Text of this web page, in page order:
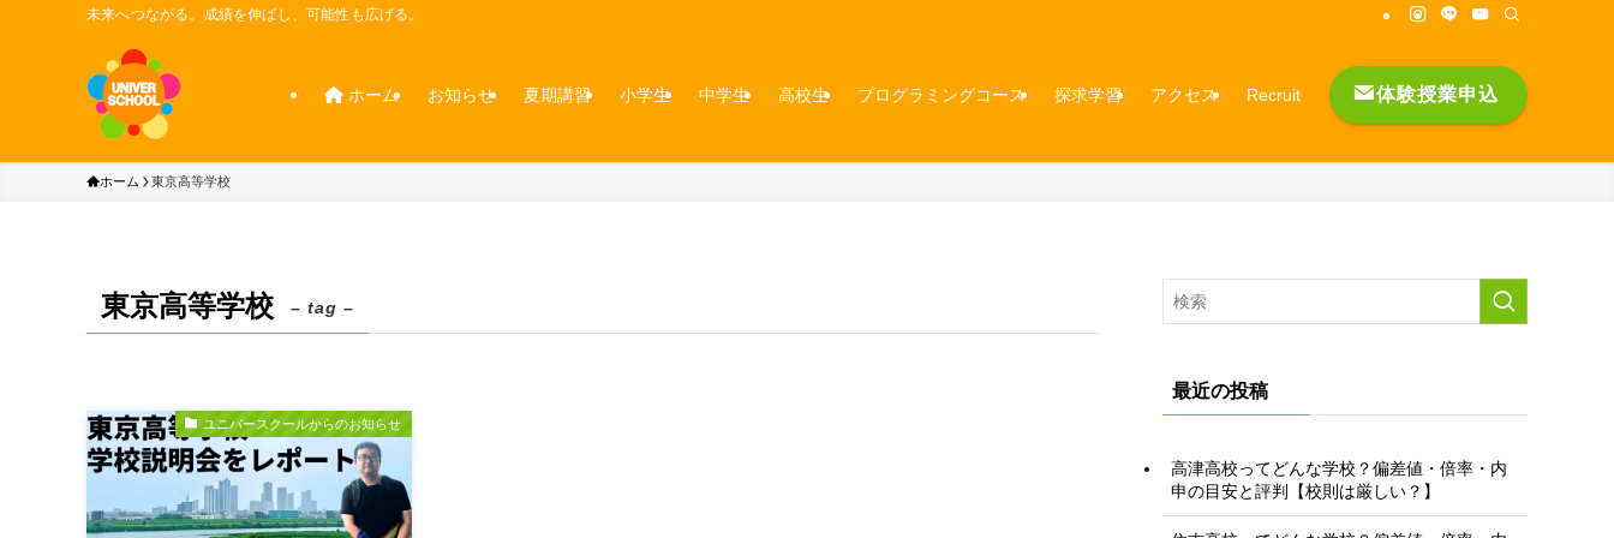
未来へつながる。成績を伸ばし、可能性も広げる。
ホーム お知らせ 夏期講習 小学生 中学生 高校生 プログラミングコース 探求学習 アクセス Recruit 体験授業申込
ホーム 東京高等学校
東京高等学校 – tag –
ユニバースクールからのお知らせ
最近の投稿
高津高校ってどんな学校？偏差値・倍率・内
申の目安と評判【校則は厳しい？】